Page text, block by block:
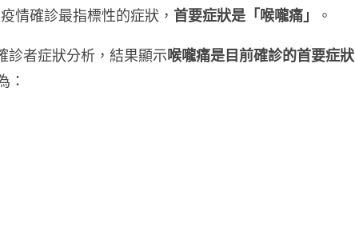
情確診最指標性的症狀， 首要症狀是「喉嚨痛」 。
診者症狀分析，結果顯示喉嚨痛是目前確診的首要症狀
：